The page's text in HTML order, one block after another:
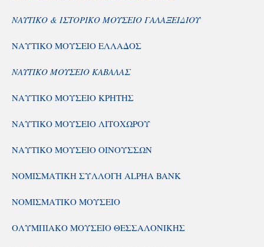
ΝΑΥΤΙΚΟ & ΙΣΤΟΡΙΚΟ ΜΟΥΣΕΙΟ ΓΑΛΑΞΕΙΔΙΟΥ
ΝΑΥΤΙΚΟ ΜΟΥΣΕΙΟ ΕΛΛΑΔΟΣ
ΝΑΥΤΙΚΟ ΜΟΥΣΕΙΟ ΚΑΒΑΛΑΣ
ΝΑΥΤΙΚΟ ΜΟΥΣΕΙΟ ΚΡΗΤΗΣ
ΝΑΥΤΙΚΟ ΜΟΥΣΕΙΟ ΛΙΤΟΧΩΡΟΥ
ΝΑΥΤΙΚΟ ΜΟΥΣΕΙΟ ΟΙΝΟΥΣΣΩΝ
ΝΟΜΙΣΜΑΤΙΚΗ ΣΥΛΛΟΓΗ ALPHA BANK
ΝΟΜΙΣΜΑΤΙΚΟ ΜΟΥΣΕΙΟ
ΟΛΥΜΠΙΑΚΟ ΜΟΥΣΕΙΟ ΘΕΣΣΑΛΟΝΙΚΗΣ